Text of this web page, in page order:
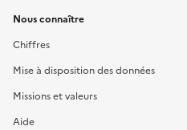
Nous connaître
Chiffres
Mise à disposition des données
Missions et valeurs
Aide